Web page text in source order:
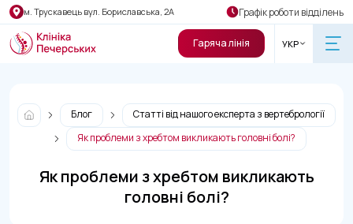
м. Трускавець вул. Бориславська, 2А Графік роботи відділень
Гаряча лінія УКР
Блог
Статті від нашого експерта з вертебрології
Як проблеми з хребтом викликають головні болі?
Як проблеми з хребтом викликають
головні болі?